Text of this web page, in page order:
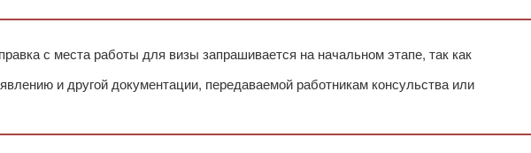
с места работы для визы запрашивается на начальном этапе, так как
и другой документации, передаваемой работникам консульства или